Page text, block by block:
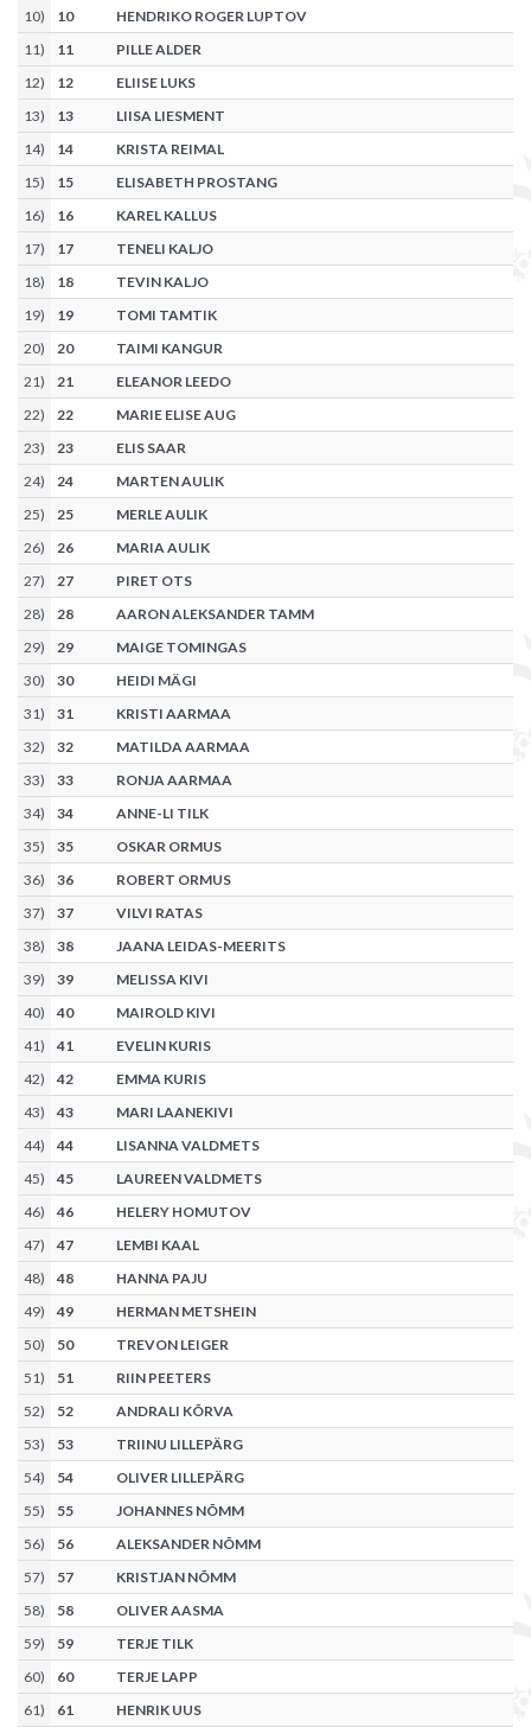
10) 10
HENDRIKO ROGER LUPTOV
11) 11
PILLE ALDER
12) 12
ELIISE LUKS
13) 13
LIISA LIESMENT
14) 14
KRISTA REIMAL
15) 15
ELISABETH PROSTANG
16) 16
KAREL KALLUS
17) 17
TENELI KALJO
18) 18
TEVIN KALJO
19) 19
TOMI TAMTIK
20) 20
TAIMI KANGUR
21) 21
ELEANOR LEEDO
22) 22
MARIE ELISE AUG
23) 23
ELIS SAAR
24) 24
MARTEN AULIK
25) 25
MERLE AULIK
26) 26
MARIA AULIK
27) 27
PIRET OTS
28) 28
AARON ALEKSANDER TAMM
29) 29
MAIGE TOMINGAS
30) 30
HEIDI MÄGI
31) 31
KRISTI AARMAA
32) 32
MATILDA AARMAA
33) 33
RONJA AARMAA
34) 34
ANNE-LI TILK
35) 35
OSKAR ORMUS
36) 36
ROBERT ORMUS
37) 37
VILVI RATAS
38) 38
JAANA LEIDAS-MEERITS
39) 39
MELISSA KIVI
40) 40
MAIROLD KIVI
41) 41
EVELIN KURIS
42) 42
EMMA KURIS
43) 43
MARI LAANEKIVI
44) 44
LISANNA VALDMETS
45) 45
LAUREEN VALDMETS
46) 46
HELERY HOMUTOV
47) 47
LEMBI KAAL
48) 48
HANNA PAJU
49) 49
HERMAN METSHEIN
50) 50
TREVON LEIGER
51) 51
RIIN PEETERS
52) 52
ANDRALI KÕRVA
53) 53
TRIINU LILLEPÄRG
54) 54
OLIVER LILLEPÄRG
55) 55
JOHANNES NÕMM
56) 56
ALEKSANDER NÕMM
57) 57
KRISTJAN NÕMM
58) 58
OLIVER AASMA
59) 59
TERJE TILK
60) 60
TERJE LAPP
61) 61 HENRIK UUS